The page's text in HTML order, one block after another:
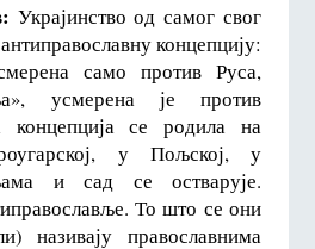
Украјинство од самог свог
концепцију:
само против Руса,
усмерена је против
концепција се родила на
у Пољској, у
и сад се остварује.
То што се они
називају православнима